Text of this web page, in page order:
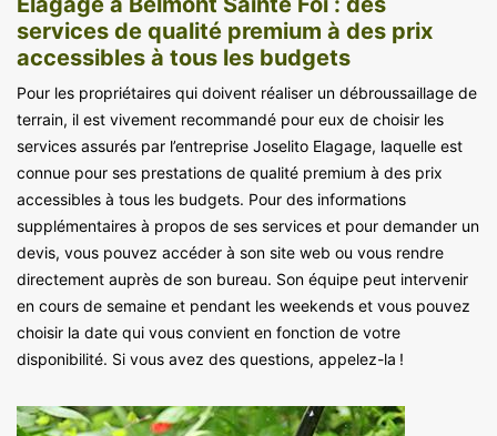
services de qualité premium à des prix
accessibles à tous les budgets
Pour les propriétaires qui doivent réaliser un débroussaillage de
terrain, il est vivement recommandé pour eux de choisir les
services assurés par l’entreprise Joselito Elagage, laquelle est
connue pour ses prestations de qualité premium à des prix
accessibles à tous les budgets. Pour des informations
supplémentaires à propos de ses services et pour demander un
devis, vous pouvez accéder à son site web ou vous rendre
directement auprès de son bureau. Son équipe peut intervenir
en cours de semaine et pendant les weekends et vous pouvez
choisir la date qui vous convient en fonction de votre
disponibilité. Si vous avez des questions, appelez-la !